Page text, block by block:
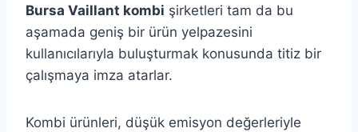
Bursa Vaillant kombi şirketleri tam da bu
aşamada geniş bir ürün yelpazesini
kullanıcılarıyla buluşturmak konusunda titiz bir
çalışmaya imza atarlar.
Kombi ürünleri, düşük emisyon değerleriyle